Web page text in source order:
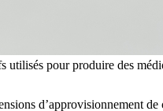
utilisés pour produire des
d’approvisionnement